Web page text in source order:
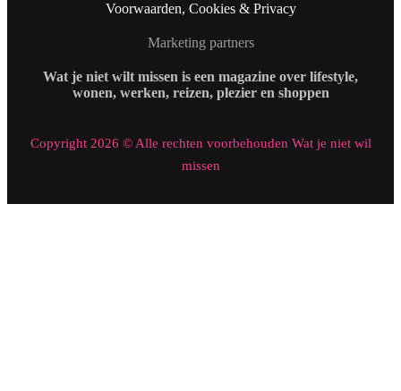
Voorwaarden, Cookies & Privacy
Marketing partners
Wat je niet wilt missen is een magazine over lifestyle,
wonen, werken, reizen, plezier en shoppen
Copyright 2026 © Alle rechten voorbehouden Wat je niet wil
missen